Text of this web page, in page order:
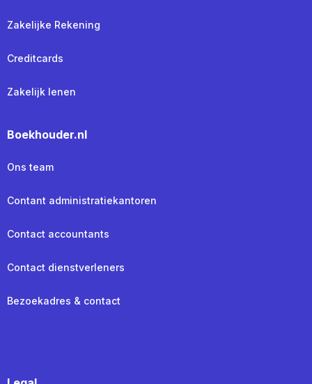
Zakelijke Rekening
Creditcards
Zakelijk lenen
Boekhouder.nl
Ons team
Contant administratiekantoren
Contact accountants
Contact dienstverleners
Bezoekadres & contact